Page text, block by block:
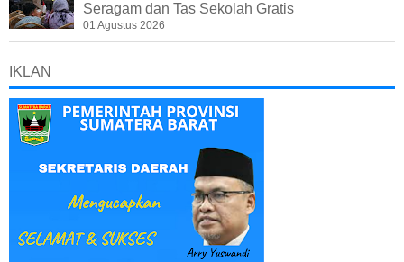
Seragam dan Tas Sekolah Gratis
01 Agustus 2026
IKLAN